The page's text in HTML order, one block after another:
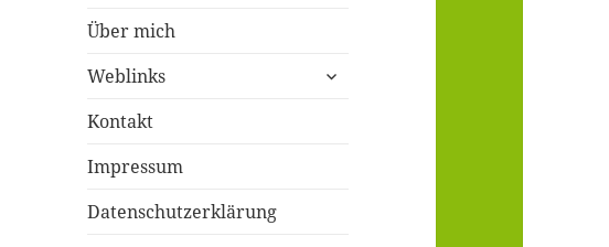
Über mich
Weblinks
untermenü
Kontakt
Impressum
Datenschutzerklärung